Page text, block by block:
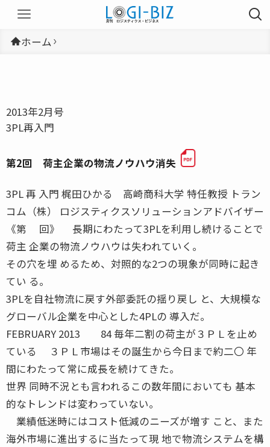
ホーム
2013年2月号
3PL再入門
第2回 荷主企業の物流ノウハウ消失
3PL 再 入門 梶田ひかる 高崎商科大学 特任教授 トラン
コム（株） ロジスティクスソリューションアドバイザー
《第 回》 長期にわたって3PLを利用し続けることで
荷主 企業の物流ノウハウは失われていく。
その穴を埋 めるため、対照的な2つの現象が同時に起き
てい る。
3PLを自社物流に戻す外部委託の揺り戻し と、大規模な
グローバル企業を中心とした4PLの 導入だ。
FEBRUARY 2013 84 毎年二割の荷主が３ＰＬを止め
ている ３ＰＬ市場はその誕生から今日まで約二〇 年
間にわたって常に成長を続けてきた。
世界 同時不況とも言われるこの数年間においても 基本
的なトレンドは変わっていない。
業績低迷時にはコスト低減のニーズが増す こと、また
海外市場に進出するに当たって現 地で物流システムを構